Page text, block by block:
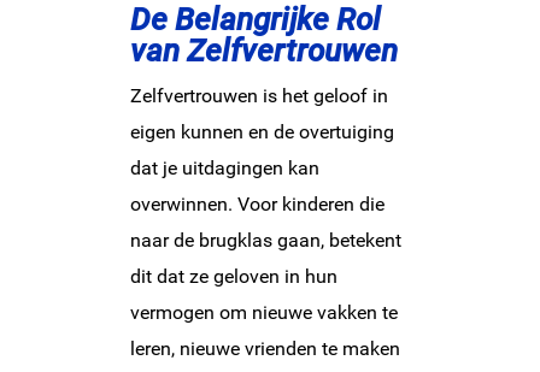
De Belangrijke Rol
van Zelfvertrouwen
Zelfvertrouwen is het geloof in
eigen kunnen en de overtuiging
dat je uitdagingen kan
overwinnen. Voor kinderen die
naar de brugklas gaan, betekent
dit dat ze geloven in hun
vermogen om nieuwe vakken te
leren, nieuwe vrienden te maken